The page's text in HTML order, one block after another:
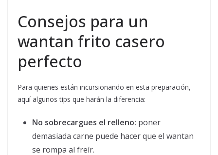
Consejos para un
wantan frito casero
perfecto
Para quienes están incursionando en esta preparación,
aquí algunos tips que harán la diferencia:
No sobrecargues el relleno: poner
demasiada carne puede hacer que el wantan
se rompa al freír.